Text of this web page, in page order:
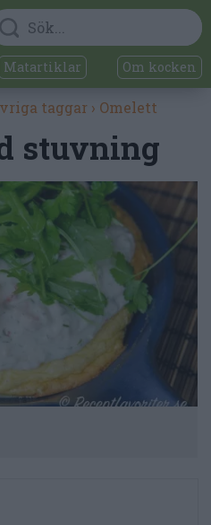
Matartiklar Om kocken
taggar › Omelett
stuvning